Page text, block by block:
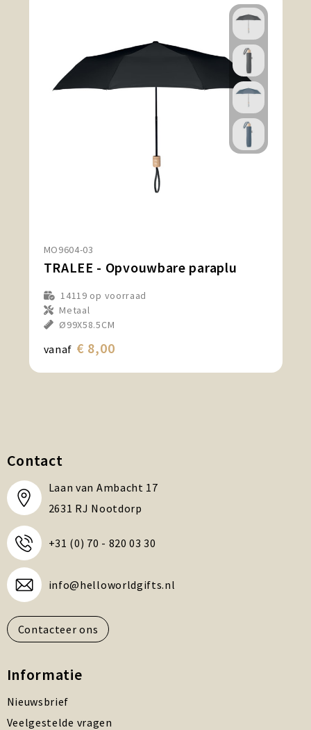
MO9604-03
TRALEE - Opvouwbare paraplu
14119 op voorraad
Metaal
Ø99X58.5CM
vanaf € 8,00
Contact
Laan van Ambacht 17
2631 RJ Nootdorp
+31 (0) 70 - 820 03 30
info@helloworldgifts.nl
Contacteer ons
Informatie
Nieuwsbrief
Veelgestelde vragen